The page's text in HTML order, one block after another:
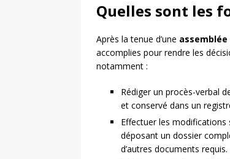
Quelles sont les
Après la tenue d’une
accomplies pour rendre les
notamment :
Rédiger un procès-verbal
et conservé dans un
Effectuer les
déposant un dossier
d’autres documents requis.